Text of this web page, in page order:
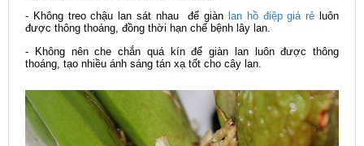
- Không treo chậu lan sát nhau để giàn lan hồ điệp giá rẻ luôn
được thông thoáng, đồng thời hạn chế bệnh lây lan.
- Không nên che chắn quá kín để giàn lan luôn được thông
thoáng, tạo nhiều ánh sáng tán xạ tốt cho cây lan.